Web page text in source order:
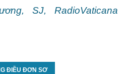
SJ, RadioVaticana
ĐIỀU ĐƠN SƠ